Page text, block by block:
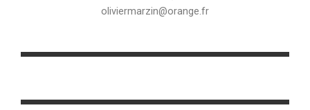
oliviermarzin@orange.fr